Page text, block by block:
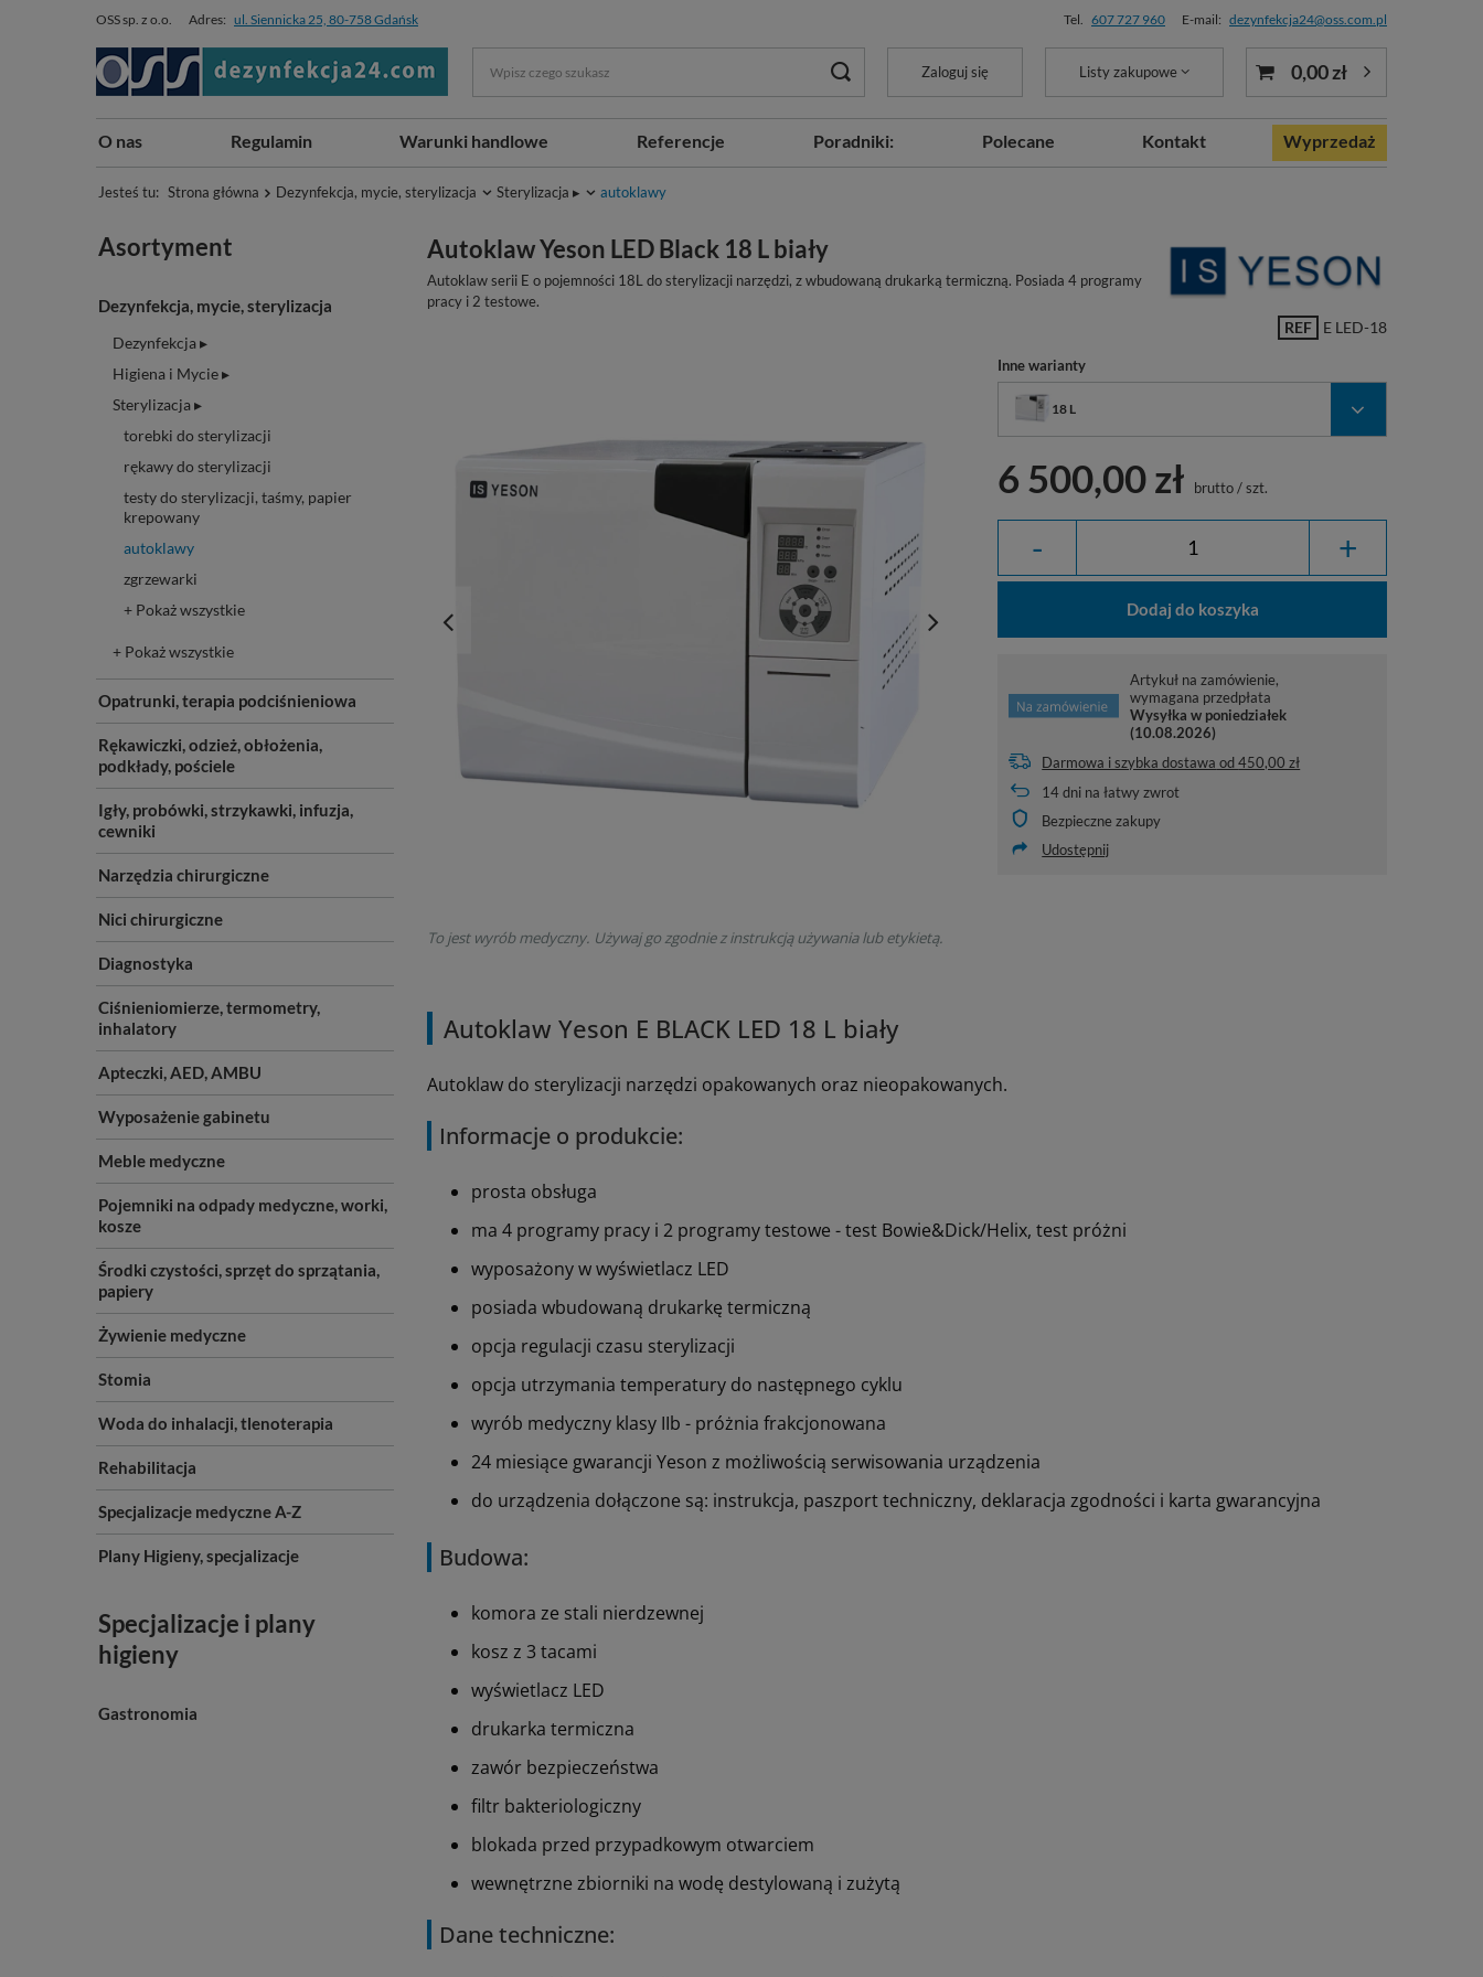
OSS sp. z o.o. Adres: ul. Siennicka 25, 80-758 Gdańsk Tel. 607 727 960 E-mail: dezynfekcja24@oss.com.pl
Zaloguj się Listy zakupowe 0,00 zł
O nas Regulamin Warunki handlowe Referencje Poradniki: Polecane Kontakt Wyprzedaż
Jesteś tu: Strona główna Dezynfekcja, mycie, sterylizacja Sterylizacja ▸ autoklawy
Asortyment
Dezynfekcja, mycie, sterylizacja
Dezynfekcja ▸
Higiena i Mycie ▸
Sterylizacja ▸
torebki do sterylizacji
rękawy do sterylizacji
testy do sterylizacji, taśmy, papier
krepowany
autoklawy
zgrzewarki
+ Pokaż wszystkie
+ Pokaż wszystkie
Opatrunki, terapia podciśnieniowa
Rękawiczki, odzież, obłożenia,
podkłady, pościele
Igły, probówki, strzykawki, infuzja,
cewniki
Narzędzia chirurgiczne
Nici chirurgiczne
Diagnostyka
Ciśnieniomierze, termometry,
inhalatory
Apteczki, AED, AMBU
Wyposażenie gabinetu
Meble medyczne
Pojemniki na odpady medyczne, worki,
kosze
Środki czystości, sprzęt do sprzątania,
papiery
Żywienie medyczne
Stomia
Woda do inhalacji, tlenoterapia
Rehabilitacja
Specjalizacje medyczne A-Z
Plany Higieny, specjalizacje
Specjalizacje i plany
higieny
Gastronomia
Autoklaw Yeson LED Black 18 L biały
Autoklaw serii E o pojemności 18L do sterylizacji narzędzi, z wbudowaną drukarką termiczną. Posiada 4 programy
pracy i 2 testowe.
REF E LED-18
Inne warianty
18 L
6 500,00 zł brutto/szt.
- +
Dodaj do koszyka
Artykuł na zamówienie,
wymagana przedpłata
Wysyłkaw poniedziałek
(10.08.2026)
Darmowa i szybka dostawa od450,00 zł
14dni na łatwy zwrot
Bezpieczne zakupy
Udostępnij
To jest wyrób medyczny. Używaj go zgodnie z instrukcją używania lub etykietą.
Autoklaw Yeson E BLACK LED 18 L biały
Autoklaw do sterylizacji narzędzi opakowanych oraz nieopakowanych.
Informacje o produkcie:
prosta obsługa
ma 4 programy pracy i 2 programy testowe - test Bowie&Dick/Helix, test próżni
wyposażony w wyświetlacz LED
posiada wbudowaną drukarkę termiczną
opcja regulacji czasu sterylizacji
opcja utrzymania temperatury do następnego cyklu
wyrób medyczny klasy IIb - próżnia frakcjonowana
24 miesiące gwarancji Yeson z możliwością serwisowania urządzenia
do urządzenia dołączone są: instrukcja, paszport techniczny, deklaracja zgodności i karta gwarancyjna
Budowa:
komora ze stali nierdzewnej
kosz z 3 tacami
wyświetlacz LED
drukarka termiczna
zawór bezpieczeństwa
filtr bakteriologiczny
blokada przed przypadkowym otwarciem
wewnętrzne zbiorniki na wodę destylowaną i zużytą
Dane techniczne: